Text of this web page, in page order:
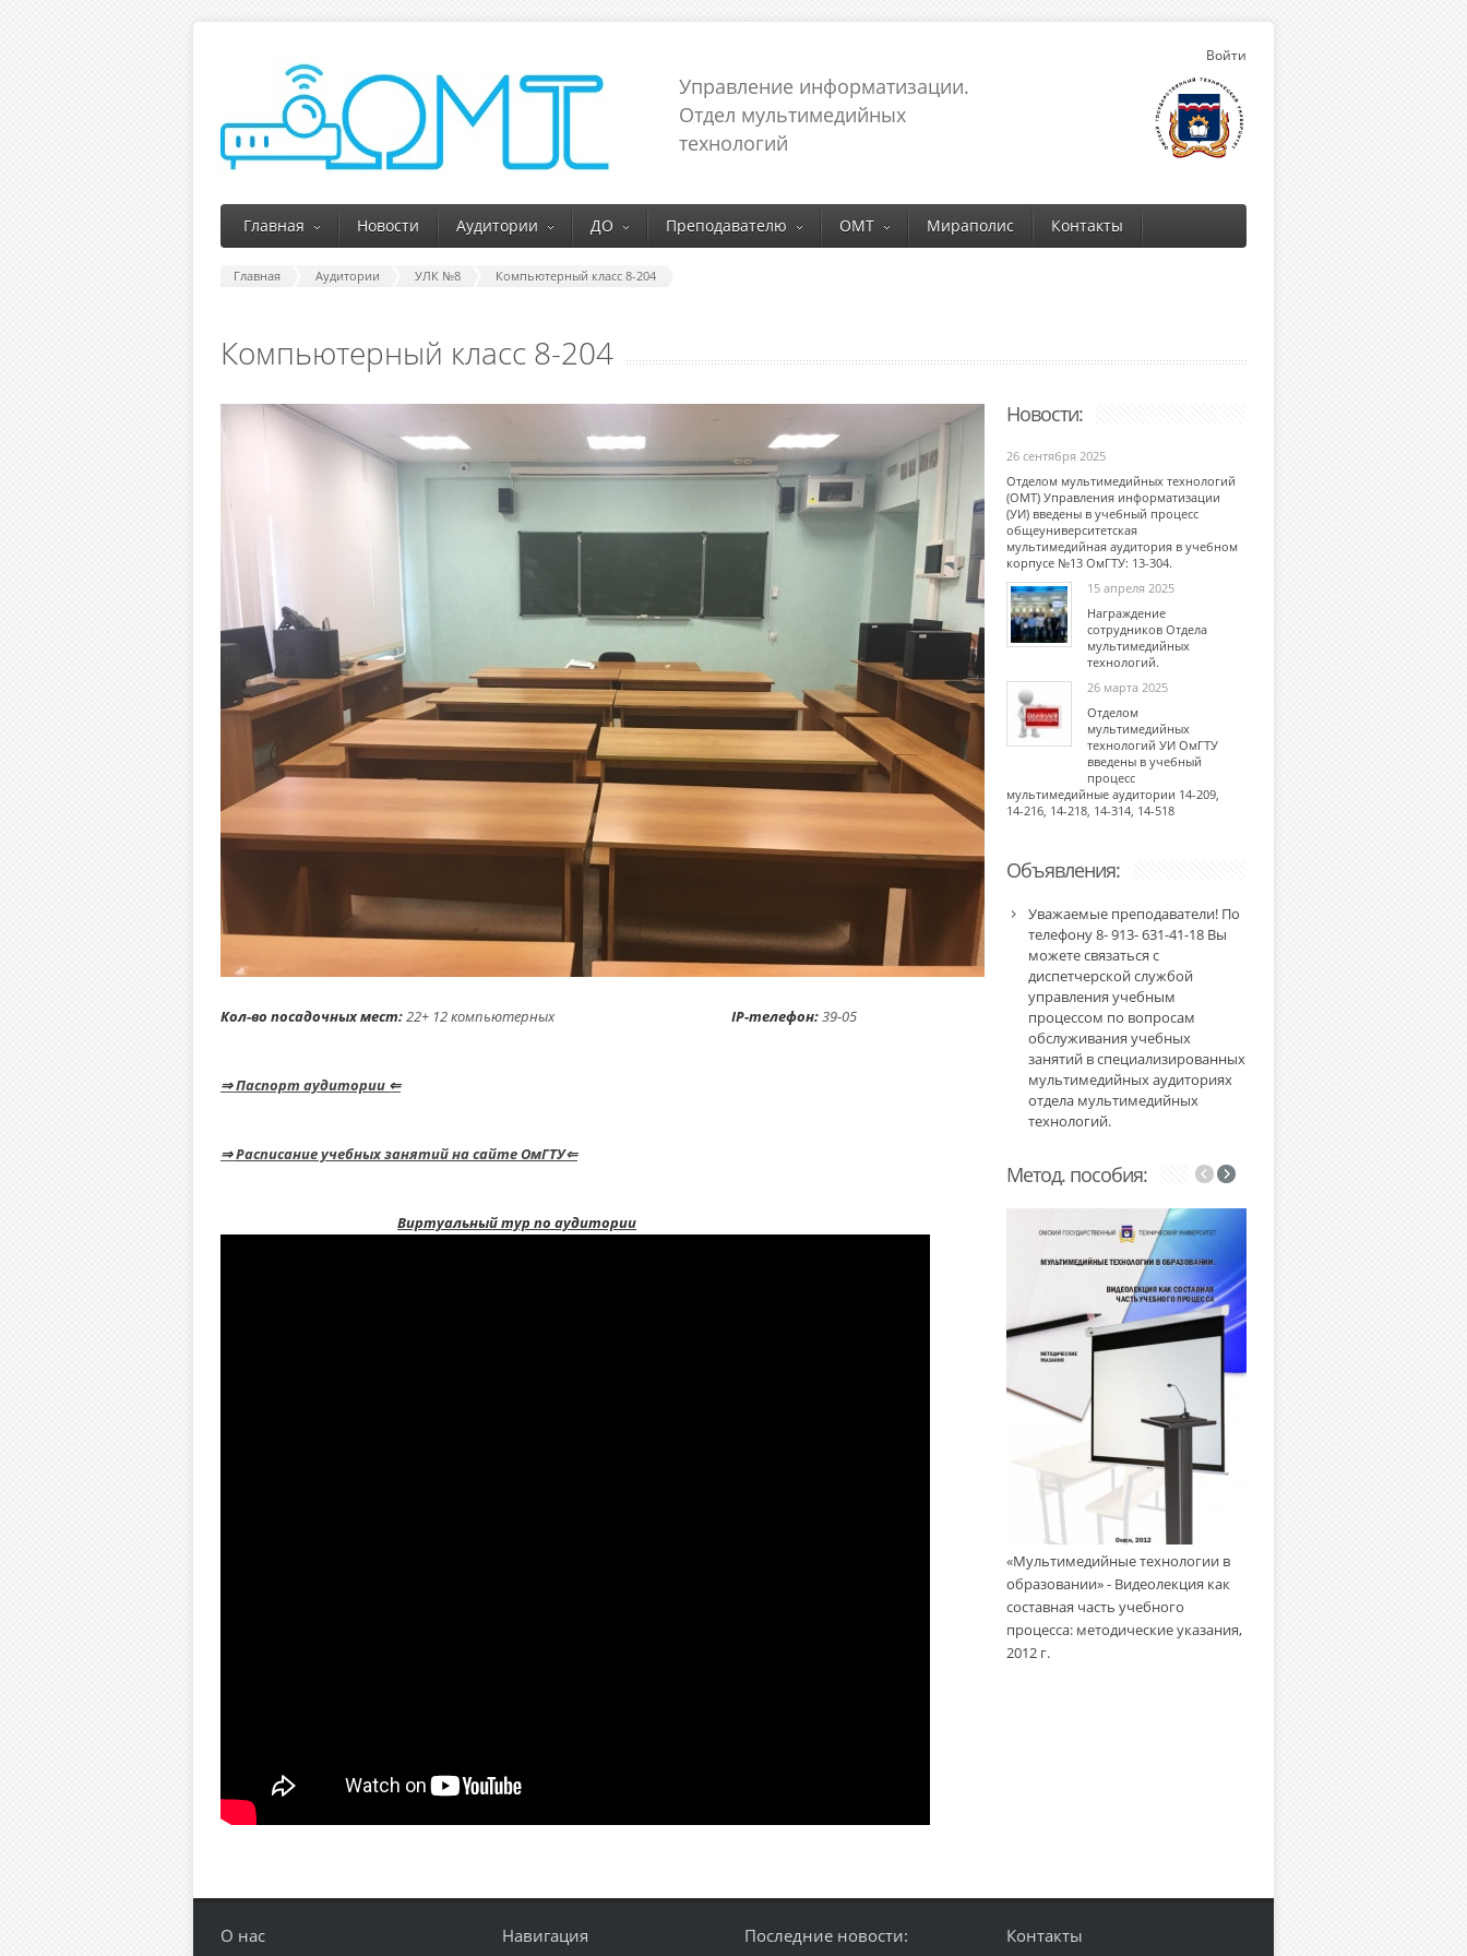
Управление информатизации.
Отдел мультимедийных
технологий
Войти
Главная Новости Аудитории ДО Преподавателю ОМТ Мираполис Контакты
Главная Аудитории УЛК №8 Компьютерный класс 8-204
Компьютерный класс 8-204
Кол-во посадочных мест:22+ 12 компьютерных IP-телефон:39-05
⇒Паспорт аудитории ⇐
⇒Расписание учебных занятий на сайте ОмГТУ⇐
Виртуальный тур по аудитории
Новости:
26 сентября 2025
Отделом мультимедийных технологий
(ОМТ) Управления информатизации
(УИ) введены в учебный процесс
общеуниверситетская
мультимедийная аудитория в учебном
корпусе №13 ОмГТУ: 13-304.
15 апреля 2025
Награждение
сотрудников Отдела
мультимедийных
технологий.
26 марта 2025
Отделом
мультимедийных
технологий УИ ОмГТУ
введены в учебный
процесс
мультимедийные аудитории 14-209,
14-216, 14-218, 14-314, 14-518
Объявления:
Уважаемые преподаватели! По
телефону 8- 913- 631-41-18 Вы
можете связаться с
диспетчерской службой
управления учебным
процессом по вопросам
обслуживания учебных
занятий в специализированных
мультимедийных аудиториях
отдела мультимедийных
технологий.
Метод. пособия:
«Мультимедийные технологии в
образовании» - Видеолекция как
составная часть учебного
процесса: методические указания,
2012 г.
О нас Навигация Последние новости: Контакты